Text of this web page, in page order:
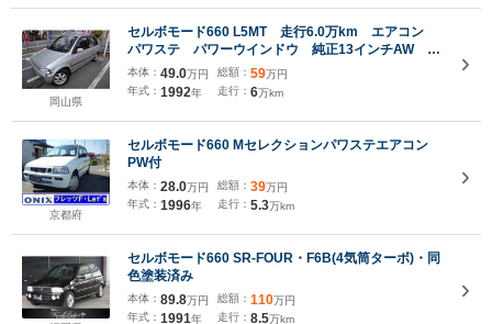
岡山県
セルボモード660 L5MT 走行6.0万km エアコン
パワステ パワーウインドウ 純正13インチAW タ
イミングベルト1度交換済み ユーザー買取車
本体： 49.0万円
年式： 1992年
総額： 59万円
走行： 6万km
京都府
セルボモード660 Mセレクションパワステエアコン
PW付
本体： 28.0万円
年式： 1996年
総額： 39万円
走行： 5.3万km
セルボモード660 SR-FOUR・F6B(4気筒ターボ)・同
色塗装済み
本体： 89.8万円
年式： 1991年
総額： 110万円
走行： 8.5万km